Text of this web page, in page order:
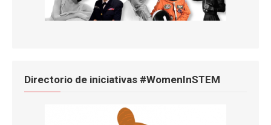
Directorio de iniciativas #WomenInSTEM